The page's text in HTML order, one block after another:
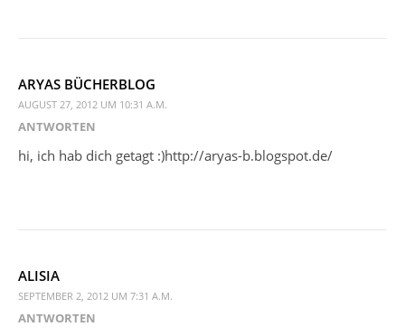
ARYAS BÜCHERBLOG
AUGUST 27, 2012 UM 10:31 A.M.
ANTWORTEN
hi, ich hab dich getagt :)http://aryas-b.blogspot.de/
ALISIA
SEPTEMBER 2, 2012 UM 7:31 A.M.
ANTWORTEN